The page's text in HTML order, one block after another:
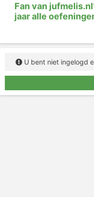
Fan van
jaar alle
U bent niet ingelogd